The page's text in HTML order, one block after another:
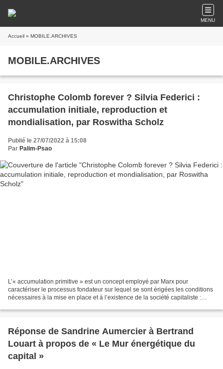
MENU
Accueil » MOBILE.ARCHIVES
MOBILE.ARCHIVES
Christophe Colomb forever ? Silvia Federici :
accumulation initiale, reproduction et
mondialisation, par Roswitha Scholz
Publié le 27/07/2022 à 15:08
Par Palim-Psao
L’« accumulation primitive » est un concept employé par Marx pour
caractériser le processus fondateur sur lequel se sont érigées les conditions
nécessaires à la mise en place et à l’existence de la société capitaliste :
Réponse de Sandrine Aumercier à Bertrand
Louart à propos de « Le Mur énergétique du
capital »